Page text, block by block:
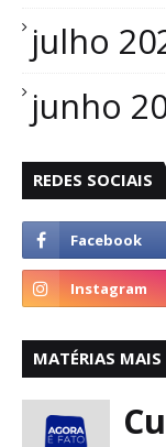
julho
junho
REDES SOCIAIS
MATÉRIAS MAIS